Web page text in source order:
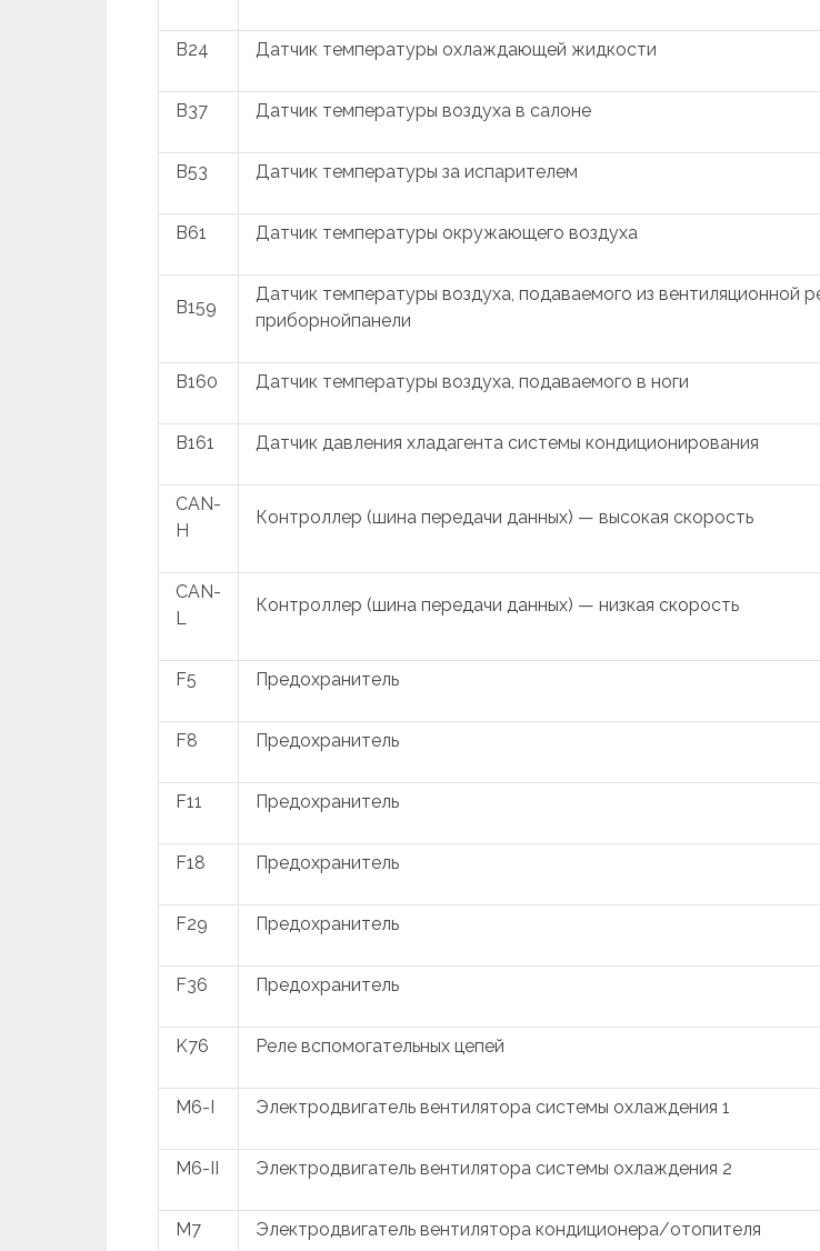
B24 Датчик температуры охлаждающей жидкости
B37 Датчик температуры воздуха в салоне
B53 Датчик температуры за испарителем
B61 Датчик температуры окружающего воздуха
B159
Датчик температуры воздуха, подаваемого из вентиляционной
приборнойпанели
B160 Датчик температуры воздуха, подаваемого в ноги
B161 Датчик давления хладагента системы кондиционирования
CAN-
H
Контроллер (шина передачи данных) — высокая скорость
CAN-
L
Контроллер (шина передачи данных) — низкая скорость
F5 Предохранитель
F8 Предохранитель
F11 Предохранитель
F18 Предохранитель
F29 Предохранитель
F36 Предохранитель
K76 Реле вспомогательных цепей
M6-I Электродвигатель вентилятора системы охлаждения 1
M6-II Электродвигатель вентилятора системы охлаждения 2
M7 Электродвигатель вентилятора кондиционера/отопителя